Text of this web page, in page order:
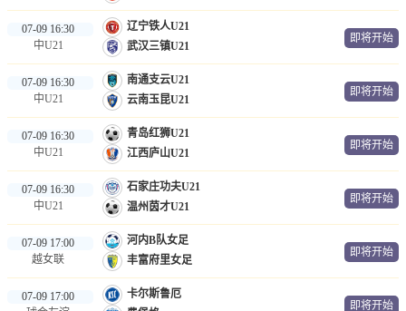
07-09 16:30
中U21
辽宁铁人U21
武汉三镇U21
即将开始
07-09 16:30
中U21
南通支云U21
云南玉昆U21
即将开始
07-09 16:30
中U21
青岛红狮U21
江西庐山U21
即将开始
07-09 16:30
中U21
石家庄功夫U21
温州茵才U21
即将开始
07-09 17:00
越女联
河内B队女足
丰富府里女足
即将开始
07-09 17:00
卡尔斯鲁厄
即将开始